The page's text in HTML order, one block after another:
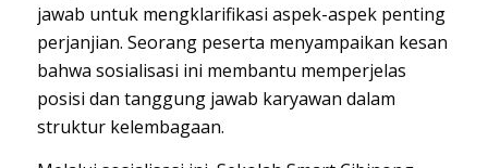
jawab untuk mengklarifikasi aspek-aspek penting
perjanjian. Seorang peserta menyampaikan kesan
bahwa sosialisasi ini membantu memperjelas
posisi dan tanggung jawab karyawan dalam
struktur kelembagaan.